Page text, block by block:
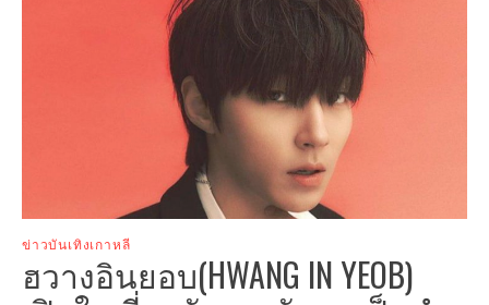
ข่าวบันเทิงเกาหลี
ฮวางอินยอบ(HWANG IN YEOB)